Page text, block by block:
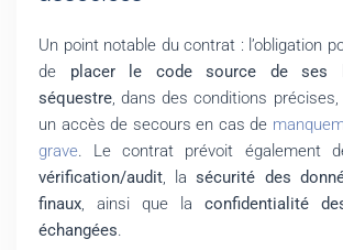
Un point notable du contrat : l’obligation
de placer le code source de ses
séquestre, dans des conditions
un accès de secours en cas de
grave. Le contrat prévoit également
vérification/audit, lasécurité des
finaux, ainsi que la confidentialité
échangées.